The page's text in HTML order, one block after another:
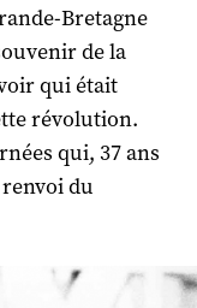
Bretagne
de la
qui était
révolution.
qui, 37 ans
du